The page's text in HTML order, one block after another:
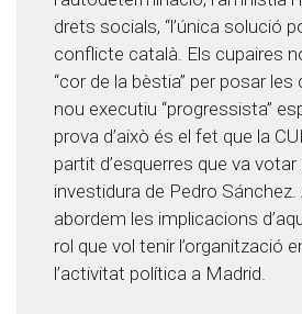
drets socials, “l’única solució
conflicte català. Els cupaires
“cor de la bèstia” per posar
nou executiu “progressista”
prova d’això és el fet que la
partit d’esquerres que va
investidura de Pedro Sánchez.
abordem les implicacions
rol que vol tenir l’organització
l’activitat política a Madrid.